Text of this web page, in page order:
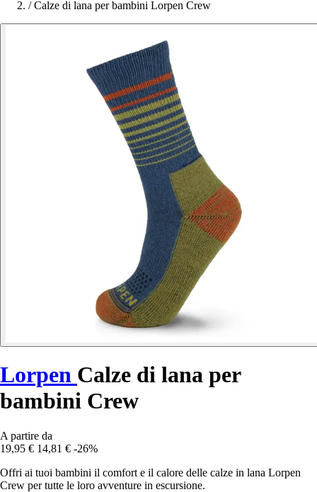
/ Calze di lana per bambini Lorpen Crew
Lorpen Calze di lana per
bambini Crew
A partire da
19,95 € 14,81 € -26%
Offri ai tuoi bambini il comfort e il calore delle calze in lana Lorpen
Crew per tutte le loro avventure in escursione.